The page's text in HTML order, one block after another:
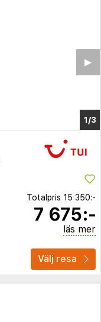
1/3
▶︎
Totalpris 15 350:-
7 675:-
läs mer
Välj resa